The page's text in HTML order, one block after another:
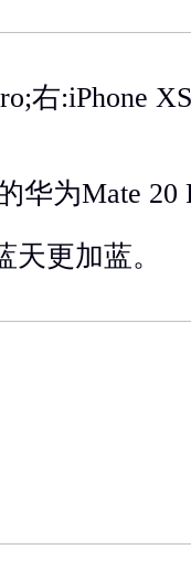
右:iPhone
华为Mate
更加蓝。